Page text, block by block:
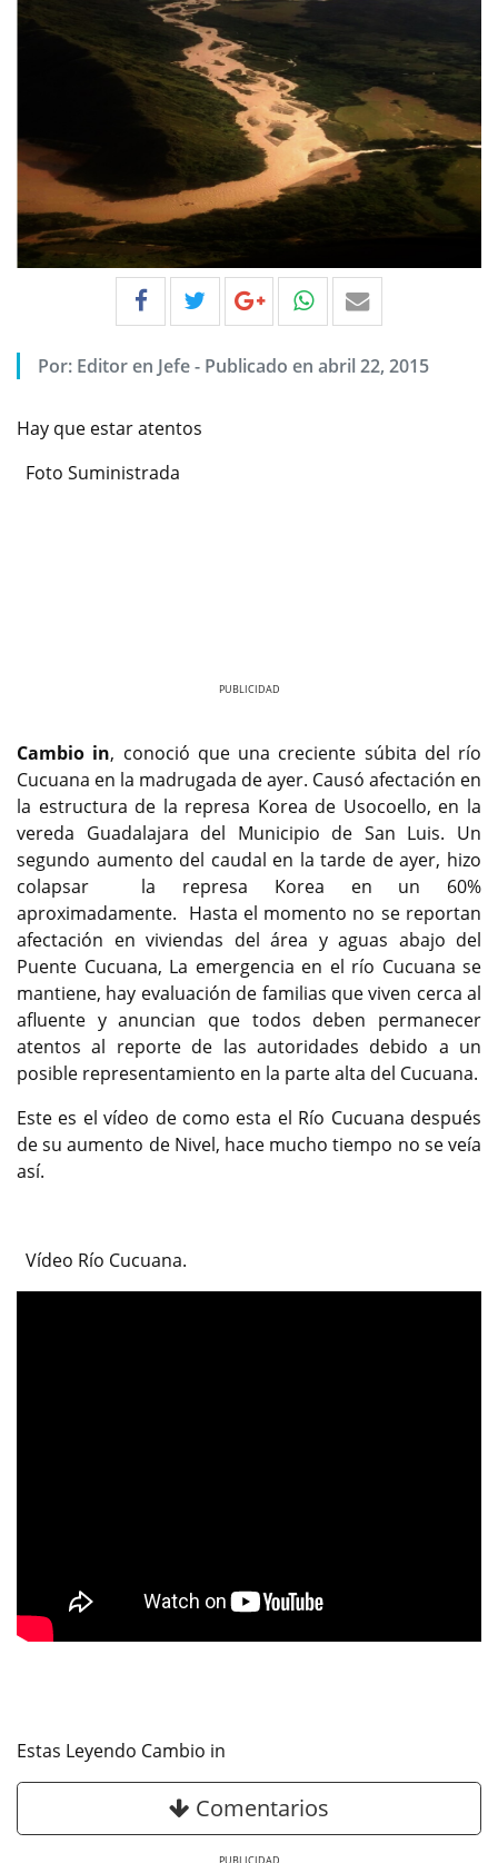
Por: Editor en Jefe- Publicado en abril 22, 2015
Hay que estar atentos
Foto Suministrada
Cambio in, conoció que una creciente súbita del río
Cucuana en la madrugada de ayer. Causó afectación en
la estructura de la represa Korea de Usocoello, en la
vereda Guadalajara del Municipio de San Luis. Un
segundo aumento del caudal en la tarde de ayer, hizo
colapsar la represa Korea en un 60%
aproximadamente. Hasta el momento no se reportan
afectación en viviendas del área y aguas abajo del
Puente Cucuana, La emergencia en el río Cucuana se
mantiene, hay evaluación de familias que viven cerca al
afluente y anuncian que todos deben permanecer
atentos al reporte de las autoridades debido a un
posible representamiento en la parte alta del Cucuana.
Este es el vídeo de como esta el Río Cucuana después
de su aumento de Nivel, hace mucho tiempo no se veía
así.
Vídeo Río Cucuana.
Estas Leyendo Cambio in
Comentarios